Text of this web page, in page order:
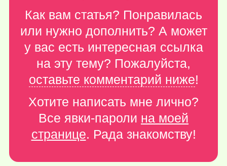
Как вам статья? Понравилась
или нужно дополнить? А может
у вас есть интересная ссылка
на эту тему? Пожалуйста,
оставьте комментарий ниже!
Хотите написать мне лично?
Все явки-пароли на моей
странице. Рада знакомству!